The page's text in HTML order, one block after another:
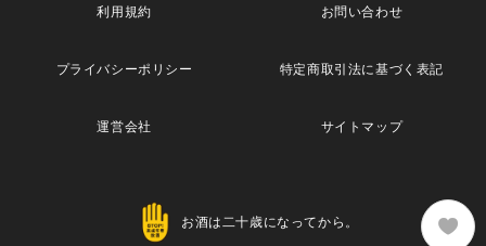
利用規約 お問い合わせ
プライバシーポリシー 特定商取引法に基づく表記
運営会社 サイトマップ
お酒は二十歳になってから。